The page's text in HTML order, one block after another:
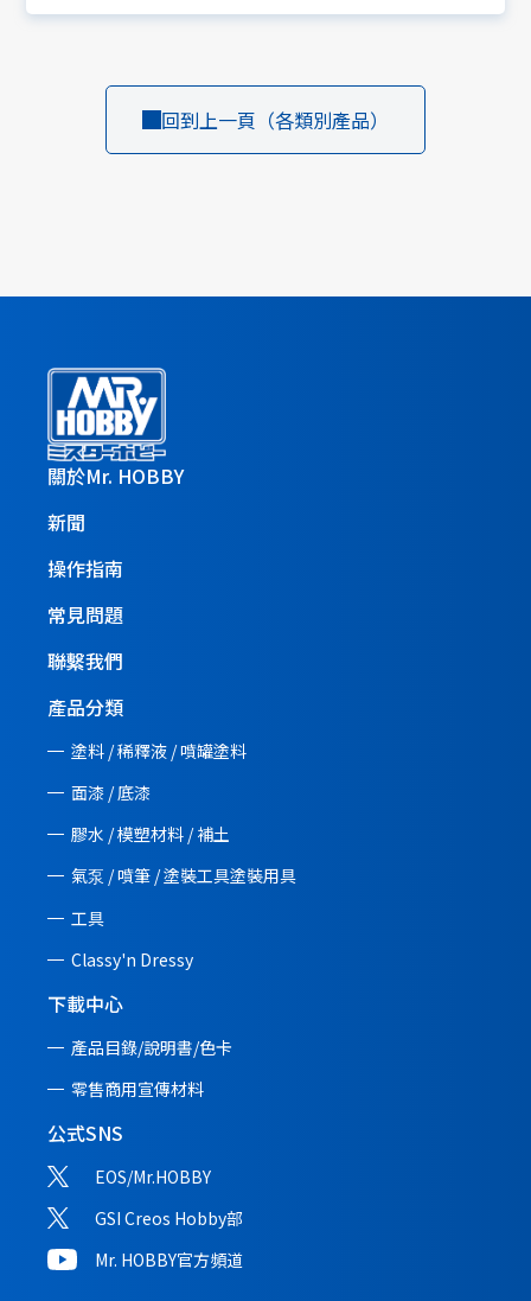
回到上一頁（各類別產品）
關於Mr. HOBBY
新聞
操作指南
常見問題
聯繫我們
產品分類
塗料 / 稀釋液 / 噴罐塗料
面漆 / 底漆
膠水 / 模塑材料 / 補土
氣泵 / 噴筆 / 塗裝工具塗裝用具
工具
Classy'n Dressy
下載中心
產品目錄/說明書/色卡
零售商用宣傳材料
公式SNS
EOS/Mr.HOBBY
GSI Creos Hobby部
Mr. HOBBY官方頻道